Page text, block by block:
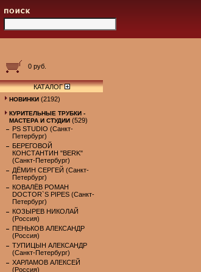
0 руб.
КАТАЛОГ
НОВИНКИ (2192)
КУРИТЕЛЬНЫЕ ТРУБКИ -
МАСТЕРА И СТУДИИ (529)
PS STUDIO (Санкт-
Петербург)
БЕРЕГОВОЙ
КОНСТАНТИН "BERK"
(Санкт-Петербург)
ДЁМИН СЕРГЕЙ (Санкт-
Петербург)
КОВАЛЁВ РОМАН
DOCTOR`S PIPES (Санкт-
Петербург)
КОЗЫРЕВ НИКОЛАЙ
(Россия)
ПЕНЬКОВ АЛЕКСАНДР
(Россия)
ТУПИЦЫН АЛЕКСАНДР
(Санкт-Петербург)
ХАРЛАМОВ АЛЕКСЕЙ
(Россия)